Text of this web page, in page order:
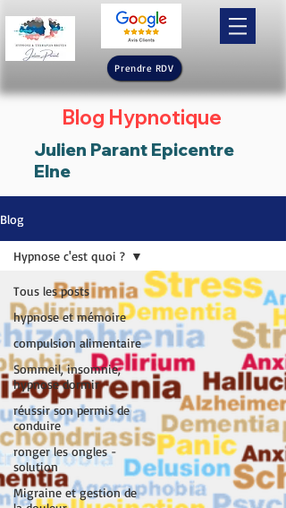
Prendre RDV
Blog Hypnotique
Julien Parant Epicentre
Elne
Blog
Tous les posts
hypnose et mémoire
compulsion alimentaire
Sommeil, insomnie,
hypnose dormir
réussir son permis de
conduire
ronger les ongles -
solution
Migraine et gestion de
Hypnose c'est quoi ?